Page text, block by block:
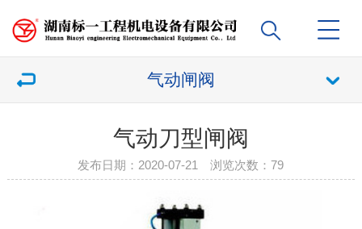
气动闸阀
气动刀型闸阀
发布日期：2020-07-21 浏览次数：79